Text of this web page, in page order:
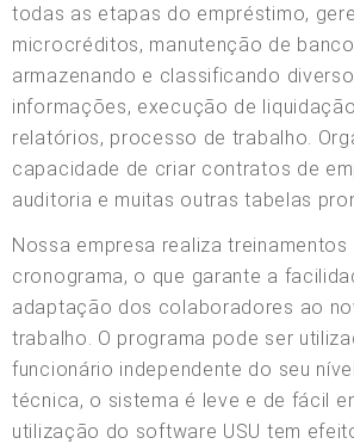
todas as etapas do empréstimo,
microcréditos, manutenção de
armazenando e classificando
informações, execução de
relatórios, processo de trabalho.
capacidade de criar contratos de
auditoria e muitas outras tabelas
Nossa empresa realiza
cronograma, o que garante a
adaptação dos colaboradores ao
trabalho. O programa pode ser
funcionário independente do seu
técnica, o sistema é leve e de fácil
utilização do software USU tem